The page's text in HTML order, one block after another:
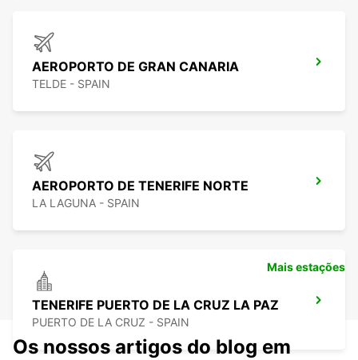
AEROPORTO DE GRAN CANARIA
TELDE - SPAIN
AEROPORTO DE TENERIFE NORTE
LA LAGUNA - SPAIN
TENERIFE PUERTO DE LA CRUZ LA PAZ
PUERTO DE LA CRUZ - SPAIN
Mais estações
Os nossos artigos do blog em